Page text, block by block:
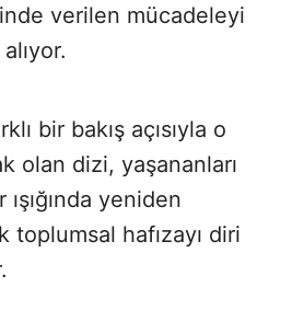
verilen mücadeleyi
bir bakış açısıyla o
olan dizi, yaşananları
yeniden
toplumsal hafızayı diri